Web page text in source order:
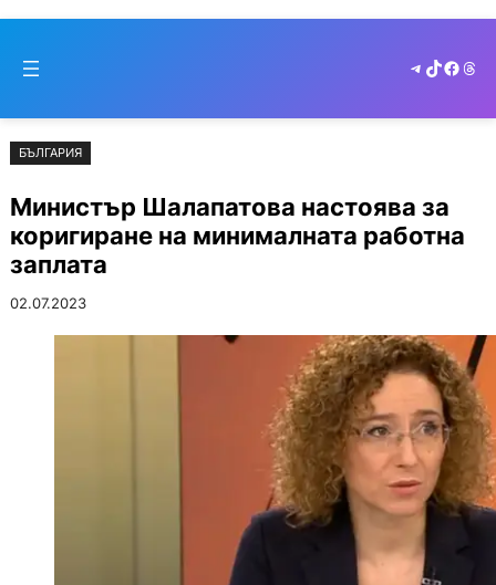
съдържанието
to
Telegram
TikTok
БЪЛГАРИЯ
Министър Шалапатова настоява за
коригиране на минималната работна
заплата
02.07.2023